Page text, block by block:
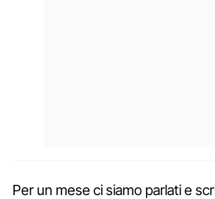
Per un mese ci siamo parlati e